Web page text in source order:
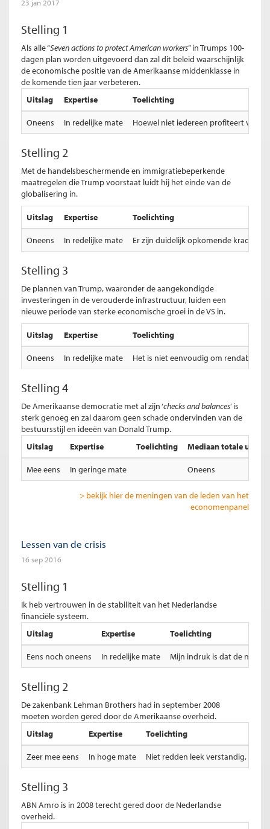
23 jan 2017
Stelling 1
Als alle “Seven actions to protect American workers” in Trumps 100-
dagen plan worden uitgevoerd dan zal dit beleid waarschijnlijk
de economische positie van de Amerikaanse middenklasse in
de komende tien jaar verbeteren.
Uitslag
Expertise Toelichting
Oneens In redelijke mate Hoewel niet iedereen profiteert van
Stelling 2
Met de handelsbeschermende en immigratiebeperkende
maatregelen die Trump voorstaat luidt hij het einde van de
globalisering in.
Uitslag Expertise Toelichting
Oneens In redelijke mate Er zijn duidelijk opkomende
Stelling 3
De plannen van Trump, waaronder de aangekondigde
investeringen in de verouderde infrastructuur, luiden een
nieuwe periode van sterke economische groei in de VS in.
Uitslag Expertise Toelichting
Oneens In redelijke mate Het is niet eenvoudig om rendabele
Stelling 4
De Amerikaanse democratie met al zijn ‘checks and balances’ is
sterk genoeg en zal daarom geen schade ondervinden van de
bestuursstijl en ideeën van Donald Trump.
Uitslag
Expertise Toelichting Mediaan totale uitslag
Mee eens In geringe mate Oneens
> bekijk hier de meningen van de leden van het
economenpanel
Lessen van de crisis
16 sep 2016
Stelling 1
Ik heb vertrouwen in de stabiliteit van het Nederlandse
financiële systeem.
Uitslag
Expertise Toelichting
Eens noch oneens In redelijke mate Mijn indruk is dat de nog
Stelling 2
De zakenbank Lehman Brothers had in september 2008
moeten worden gered door de Amerikaanse overheid.
Uitslag
Expertise Toelichting
Zeer mee eens In hoge mate Niet redden leek verstandig,
Stelling 3
ABN Amro is in 2008 terecht gered door de Nederlandse
overheid.